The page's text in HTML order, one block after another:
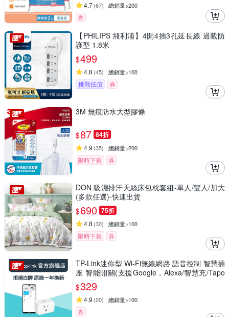
4.7(67) 總銷量>200
券
【PHILIPS 飛利浦】4開4插3孔延長線 過載防
護型 1.8米
$499
4.8 (45) 總銷量>100
挑戰低價 券
3M 無痕防水大型膠條
$87 84折
4.9 (35) 總銷量>200
限時下殺 券
DON 吸濕排汗天絲床包枕套組-單人/雙人/加大
(多款任選)-快速出貨
$690 75折
4.8 (30) 總銷量>100
限時下殺 券
TP-Link迷你型 Wi-Fi無線網路 語音控制 智慧插
座 智能開關(支援Google，Alexa/智慧充/Tapo
P105)
$329
4.9 (20) 總銷量>100
券